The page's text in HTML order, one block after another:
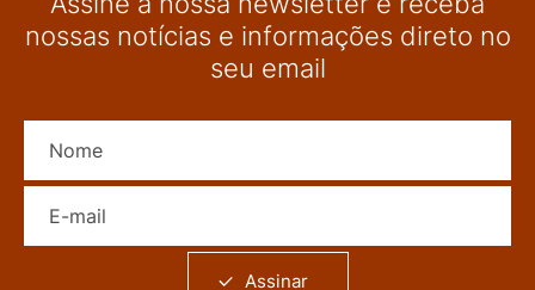
nossas notícias e informações direto no
seu email
Assinar